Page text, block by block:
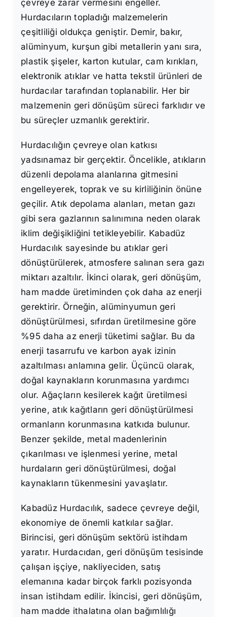
çevreye zarar vermesini engeller.
Hurdacıların topladığı malzemelerin
çeşitliliği oldukça geniştir. Demir, bakır,
alüminyum, kurşun gibi metallerin yanı sıra,
plastik şişeler, karton kutular, cam kırıkları,
elektronik atıklar ve hatta tekstil ürünleri de
hurdacılar tarafından toplanabilir. Her bir
malzemenin geri dönüşüm süreci farklıdır ve
bu süreçler uzmanlık gerektirir.
Hurdacılığın çevreye olan katkısı
yadsınamaz bir gerçektir. Öncelikle, atıkların
düzenli depolama alanlarına gitmesini
engelleyerek, toprak ve su kirliliğinin önüne
geçilir. Atık depolama alanları, metan gazı
gibi sera gazlarının salınımına neden olarak
iklim değişikliğini tetikleyebilir. Kabadüz
Hurdacılık sayesinde bu atıklar geri
dönüştürülerek, atmosfere salınan sera gazı
miktarı azaltılır. İkinci olarak, geri dönüşüm,
ham madde üretiminden çok daha az enerji
gerektirir. Örneğin, alüminyumun geri
dönüştürülmesi, sıfırdan üretilmesine göre
%95 daha az enerji tüketimi sağlar. Bu da
enerji tasarrufu ve karbon ayak izinin
azaltılması anlamına gelir. Üçüncü olarak,
doğal kaynakların korunmasına yardımcı
olur. Ağaçların kesilerek kağıt üretilmesi
yerine, atık kağıtların geri dönüştürülmesi
ormanların korunmasına katkıda bulunur.
Benzer şekilde, metal madenlerinin
çıkarılması ve işlenmesi yerine, metal
hurdaların geri dönüştürülmesi, doğal
kaynakların tükenmesini yavaşlatır.
Kabadüz Hurdacılık, sadece çevreye değil,
ekonomiye de önemli katkılar sağlar.
Birincisi, geri dönüşüm sektörü istihdam
yaratır. Hurdacıdan, geri dönüşüm tesisinde
çalışan işçiye, nakliyeciden, satış
elemanına kadar birçok farklı pozisyonda
insan istihdam edilir. İkincisi, geri dönüşüm,
ham madde ithalatına olan bağımlılığı